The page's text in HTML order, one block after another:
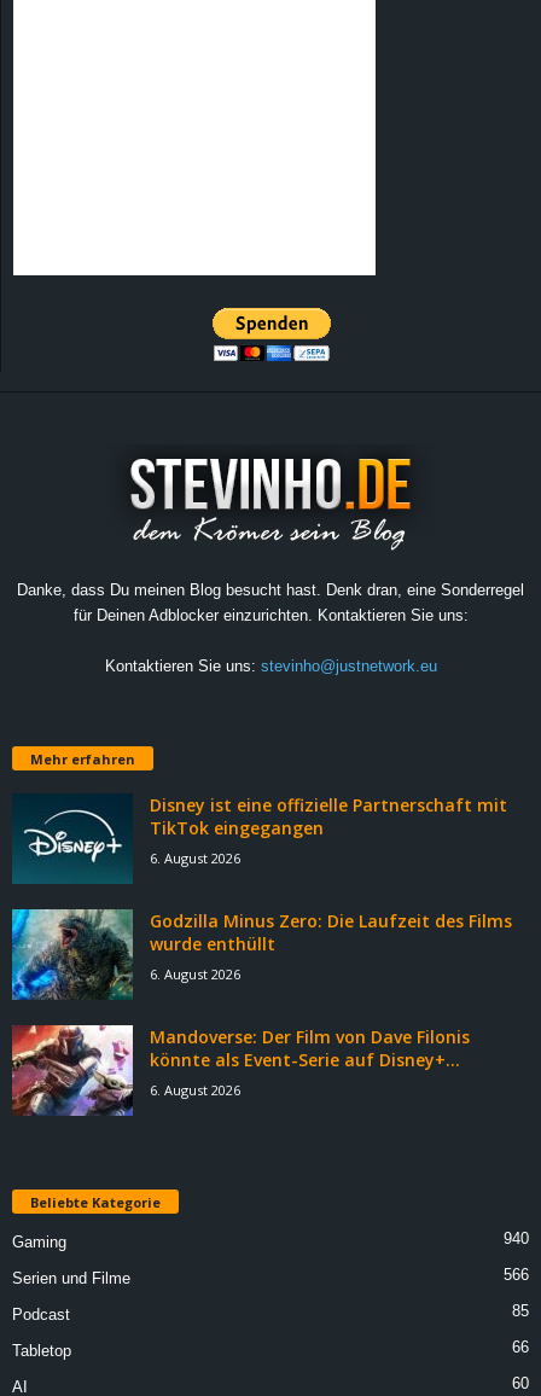
Danke, dass Du meinen Blog besucht hast. Denk dran, eine Sonderregel
für Deinen Adblocker einzurichten. Kontaktieren Sie uns:
Kontaktieren Sie uns: stevinho@justnetwork.eu
Mehr erfahren
Disney ist eine offizielle Partnerschaft mit
TikTok eingegangen
6. August 2026
Godzilla Minus Zero: Die Laufzeit des Films
wurde enthüllt
6. August 2026
Mandoverse: Der Film von Dave Filonis
könnte als Event-Serie auf Disney+...
6. August 2026
Beliebte Kategorie
Gaming 940
Serien und Filme 566
Podcast 85
Tabletop 66
AI 60